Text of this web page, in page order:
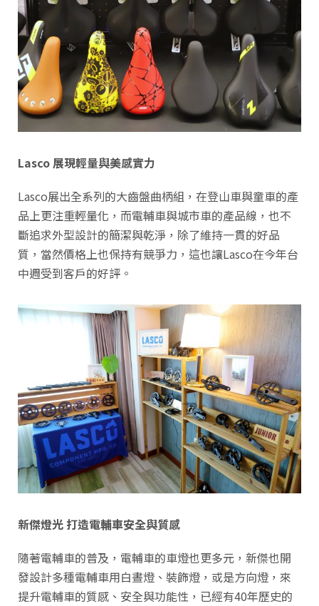
Lasco 展現輕量與美感實力
Lasco展出全系列的大齒盤曲柄組，在登山車與童車的產
品上更注重輕量化，而電輔車與城市車的產品線，也不
斷追求外型設計的簡潔與乾淨，除了維持一貫的好品
質，當然價格上也保持有競爭力，這也讓Lasco在今年台
中週受到客戶的好評。
新傑燈光 打造電輔車安全與質感
隨著電輔車的普及，電輔車的車燈也更多元，新傑也開
發設計多種電輔車用白晝燈、裝飾燈，或是方向燈，來
提升電輔車的質感、安全與功能性，已經有40年歷史的